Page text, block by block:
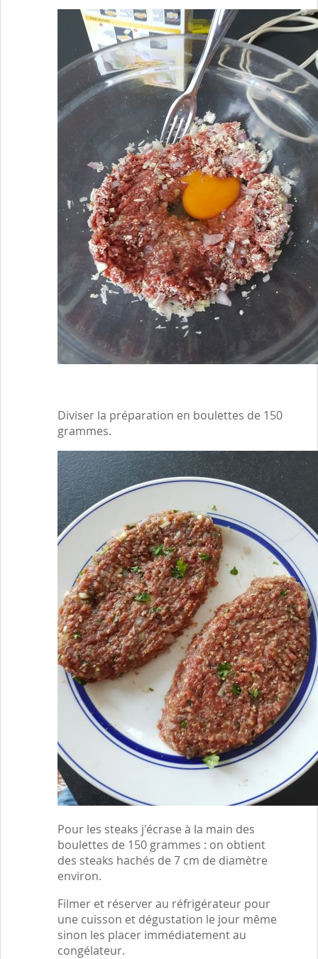
Diviser la préparation en boulettes de 150
grammes.
Pour les steaks j'écrase à la main des
boulettes de 150 grammes : on obtient
des steaks hachés de 7 cm de diamètre
environ.
Filmer et réserver au réfrigérateur pour
une cuisson et dégustation le jour même
sinon les placer immédiatement au
congélateur.